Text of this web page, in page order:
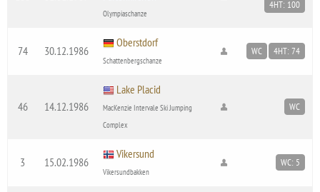
Olympiaschanze
4HT: 100
74 30.12.1986
Oberstdorf
Schattenbergschanze
WC 4HT: 74
46 14.12.1986
Lake Placid
MacKenzie Intervale Ski Jumping
Complex
WC
3 15.02.1986
Vikersund
Vikersundbakken
WC: 5